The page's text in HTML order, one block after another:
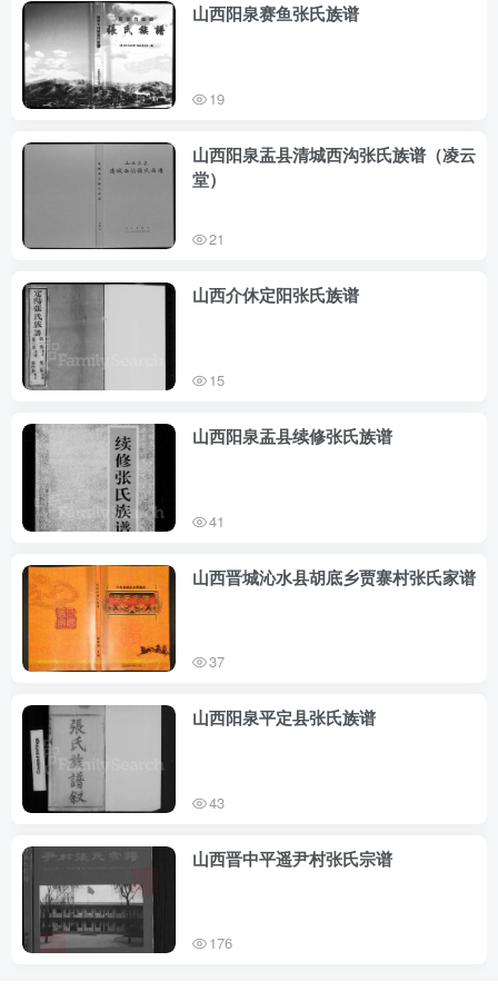
山西阳泉赛鱼张氏族谱
19
山西阳泉盂县清城西沟张氏族谱（凌云
堂）
21
山西介休定阳张氏族谱
15
山西阳泉盂县续修张氏族谱
41
山西晋城沁水县胡底乡贾寨村张氏家谱
37
山西阳泉平定县张氏族谱
43
山西晋中平遥尹村张氏宗谱
176